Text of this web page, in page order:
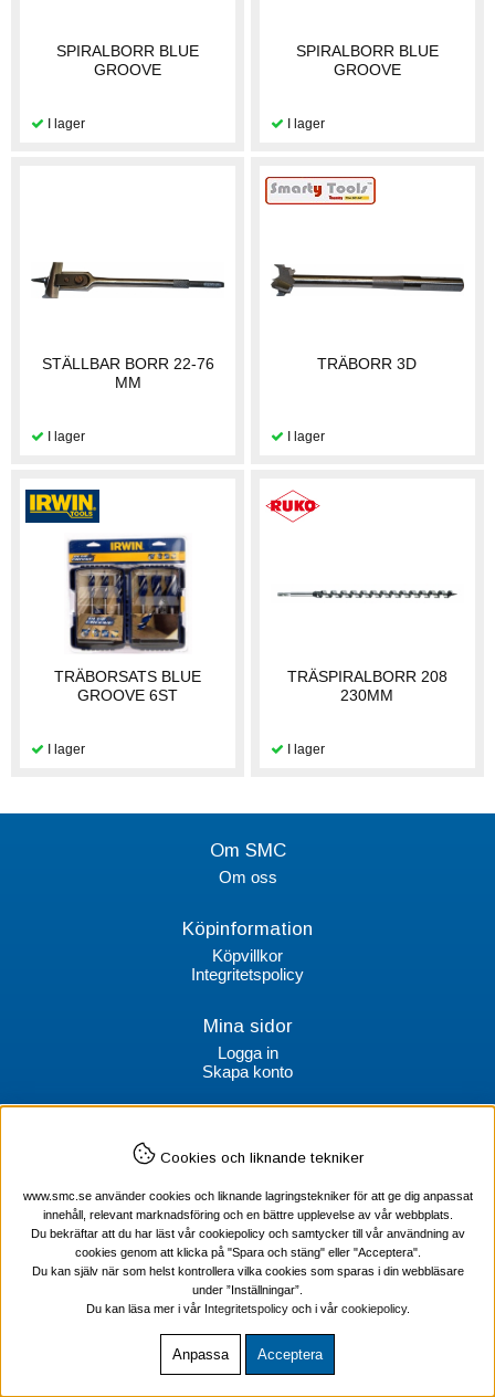
SPIRALBORR BLUE
GROOVE
SPIRALBORR BLUE
GROOVE
STÄLLBAR BORR 22-76
MM
TRÄBORR 3D
TRÄBORSATS BLUE
GROOVE 6ST
TRÄSPIRALBORR 208
230MM
Om SMC
Om oss
Köpinformation
Köpvillkor
Integritetspolicy
Mina sidor
Logga in
Skapa konto
SMC Stockholms Maskincentral AB
100 64 Stockholm
Tel Verktyg: 08-578 55 230
Tel Värmekabel: 08-578 55 240
Cookies och liknande tekniker
www.smc.se använder cookies och liknande lagringstekniker för att ge dig anpassat
innehåll, relevant marknadsföring och en bättre upplevelse av vår webbplats.
Du bekräftar att du har läst vår cookiepolicy och samtycker till vår användning av
cookies genom att klicka på "Spara och stäng" eller "Acceptera".
Du kan själv när som helst kontrollera vilka cookies som sparas i din webbläsare
under ”Inställningar”.
Du kan läsa mer i vår Integritetspolicyoch i vår cookiepolicy.
Anpassa Acceptera